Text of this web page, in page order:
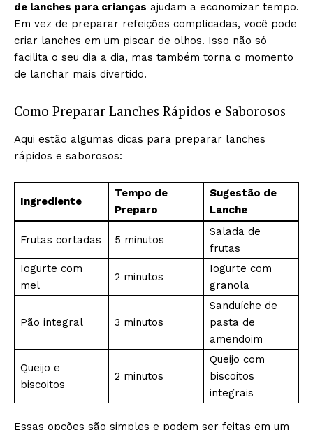
de lanches para crianças ajudam a economizar tempo.
Em vez de preparar refeições complicadas, você pode
criar lanches em um piscar de olhos. Isso não só
facilita o seu dia a dia, mas também torna o momento
de lanchar mais divertido.
Como Preparar Lanches Rápidos e Saborosos
Aqui estão algumas dicas para preparar lanches
rápidos e saborosos:
Ingrediente
Tempo de
Preparo
Sugestão de
Lanche
Frutas cortadas 5 minutos
Salada de
frutas
Iogurte com
mel
2 minutos
Iogurte com
granola
Pão integral 3 minutos
Sanduíche de
pasta de
amendoim
Queijo e
biscoitos
2 minutos
Queijo com
biscoitos
integrais
Essas opções são simples e podem ser feitas em um